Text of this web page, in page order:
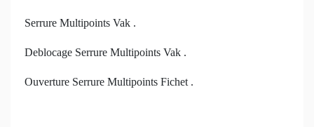
Serrure Multipoints Vak .
Deblocage Serrure Multipoints Vak .
Ouverture Serrure Multipoints Fichet .